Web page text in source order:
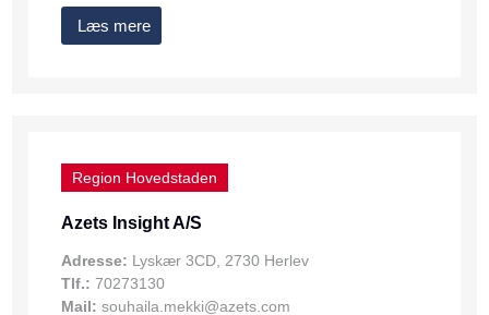
Læs mere
Region Hovedstaden
Azets Insight A/S
Adresse: Lyskær 3CD, 2730 Herlev
Tlf.: 70273130
Mail: souhaila.mekki@azets.com